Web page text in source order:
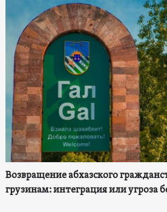
Возвращение абхазского
грузинам: интеграция или угроза